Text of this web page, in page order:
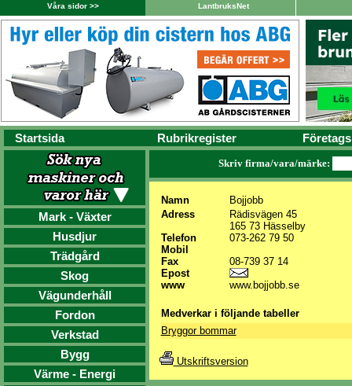
Våra sidor >> LantbruksNet
Startsida Rubrikregister
Mark - Växter
Husdjur
Trädgård
Skog
Vägunderhåll
Fordon
Verkstad
Bygg
Värme - Energi
Skriv firma/vara/märke:
Namn
Bojjobb
Adress
Rädisvägen 45
165 73 Hässelby
Telefon
073-262 79 50
Mobil
Fax
08-739 37 14
Epost
www
www.bojjobb.se
Medverkar i följande tabeller
Bryggor bommar
Utskriftsversion